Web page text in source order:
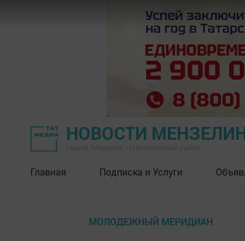
НОВОСТИ
Главная Подписка и Услуги
МОЛОДЕЖНЫЙ МЕРИДИАН